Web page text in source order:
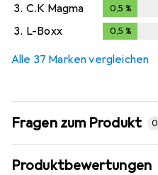
3. C.K Magma 0,5 %
3. L-Boxx 0,5 %
Alle 37 Marken vergleichen
Fragen zum Produkt 0
Produktbewertungen